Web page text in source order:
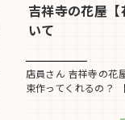
吉祥寺の花屋
いて
店員さん 吉祥寺の花
束作ってくれるの？